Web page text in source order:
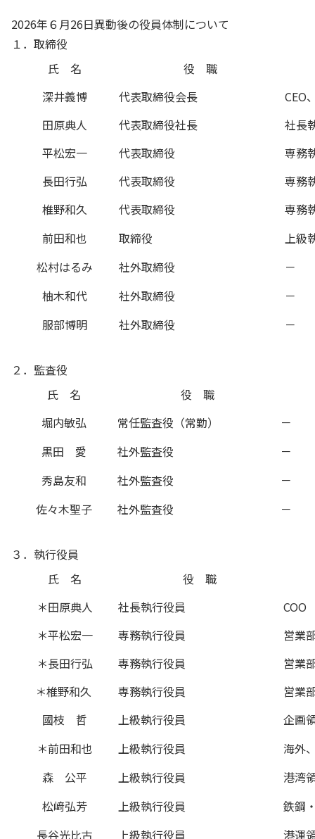
2026年６月26日異動後の役員体制について
１．取締役
氏 名
役 職
深井義博
代表取締役会長
CEO
田原典人
代表取締役社長
社長
平松宏一
代表取締役
専務
長田行弘
代表取締役
専務
椎野和久
代表取締役
専務
前田和也
取締役
上級
松村はるみ
社外取締役
－
柚木和代
社外取締役
－
服部博明
社外取締役 －
２．監査役
氏 名
役 職
堀内敏弘
常任監査役（常勤）
－
黒田 愛
社外監査役
－
秀島友和
社外監査役
－
佐々木聖子
社外監査役 －
３．執行役員
氏 名
役 職
＊田原典人
社長執行役員
COO
＊平松宏一
専務執行役員
営業
＊長田行弘
専務執行役員
営業
＊椎野和久
専務執行役員
営業
國枝 哲
上級執行役員
企画
＊前田和也
上級執行役員
海外
森 公平
上級執行役員
港湾
松﨑弘芳
上級執行役員
鉄鋼
長谷光比古
上級執行役員
港運